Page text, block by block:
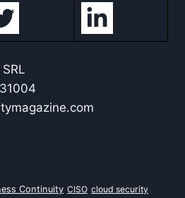
Continuity CISO cloud security